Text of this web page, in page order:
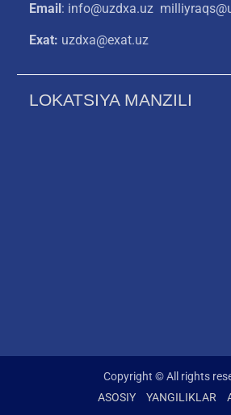
Email: info@uzdxa.uz
Exat: uzdxa@exat.uz
LOKATSIYA MANZILI
Copyright © All rights
ASOSIY
YANGILIKLAR